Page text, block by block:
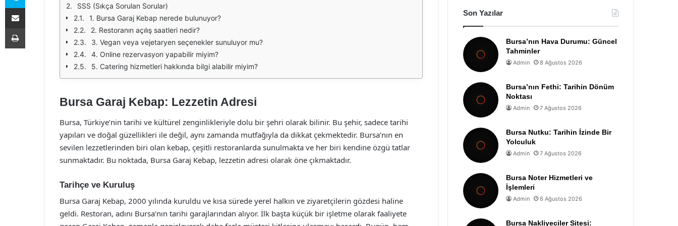
SSS (Sıkça Sorulan Sorular)
1. Bursa Garaj Kebap nerede bulunuyor?
2. Restoranın açılış saatleri nedir?
3. Vegan veya vejetaryen seçenekler sunuluyor mu?
4. Online rezervasyon yapabilir miyim?
5. Catering hizmetleri hakkında bilgi alabilir miyim?
Bursa Garaj Kebap: Lezzetin Adresi
Bursa, Türkiye’nin tarihi ve kültürel zenginlikleriyle dolu bir şehri olarak bilinir. Bu şehir, sadece tarihi
yapıları ve doğal güzellikleri ile değil, aynı zamanda mutfağıyla da dikkat çekmektedir. Bursa’nın en
sevilen lezzetlerinden biri olan kebap, çeşitli restoranlarda sunulmakta ve her biri kendine özgü tatlar
sunmaktadır. Bu noktada, Bursa Garaj Kebap, lezzetin adresi olarak öne çıkmaktadır.
Tarihçe ve Kuruluş
Bursa Garaj Kebap, 2000 yılında kuruldu ve kısa sürede yerel halkın ve ziyaretçilerin gözdesi haline
geldi. Restoran, adını Bursa’nın tarihi garajlarından alıyor. İlk başta küçük bir işletme olarak faaliyete
Son Yazılar
Bursa’nın Hava Durumu: Güncel
Tahminler
Admin 8 Ağustos 2026
Bursa’nın Fethi: Tarihin Dönüm
Noktası
Admin 7 Ağustos 2026
Bursa Nutku: Tarihin İzinde Bir
Yolculuk
Admin 7 Ağustos 2026
Bursa Noter Hizmetleri ve
İşlemleri
Admin 6 Ağustos 2026
Bursa Nakliyeciler Sitesi:
E-Posta ile paylaş